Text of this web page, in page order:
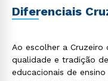
Diferenciais
Ao escolher a
qualidade e tradição
educacionais de